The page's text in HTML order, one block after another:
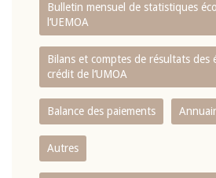
Bulletin mensuel de statistiques
l‘UEMOA
Bilans et comptes de résultats des
crédit de l‘UMOA
Balance des paiements
Autres